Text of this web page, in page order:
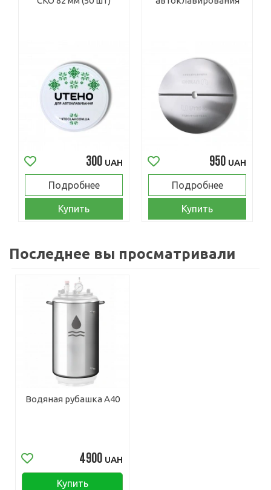
300 UAH
Подробнее
Купить
950 UAH
Подробнее
Купить
Последнее вы просматривали
Водяная рубашка A40
4900 UAH
Купить